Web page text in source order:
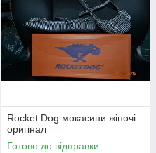
Rocket Dog мокасини жіночі
оригінал
Готово до відправки